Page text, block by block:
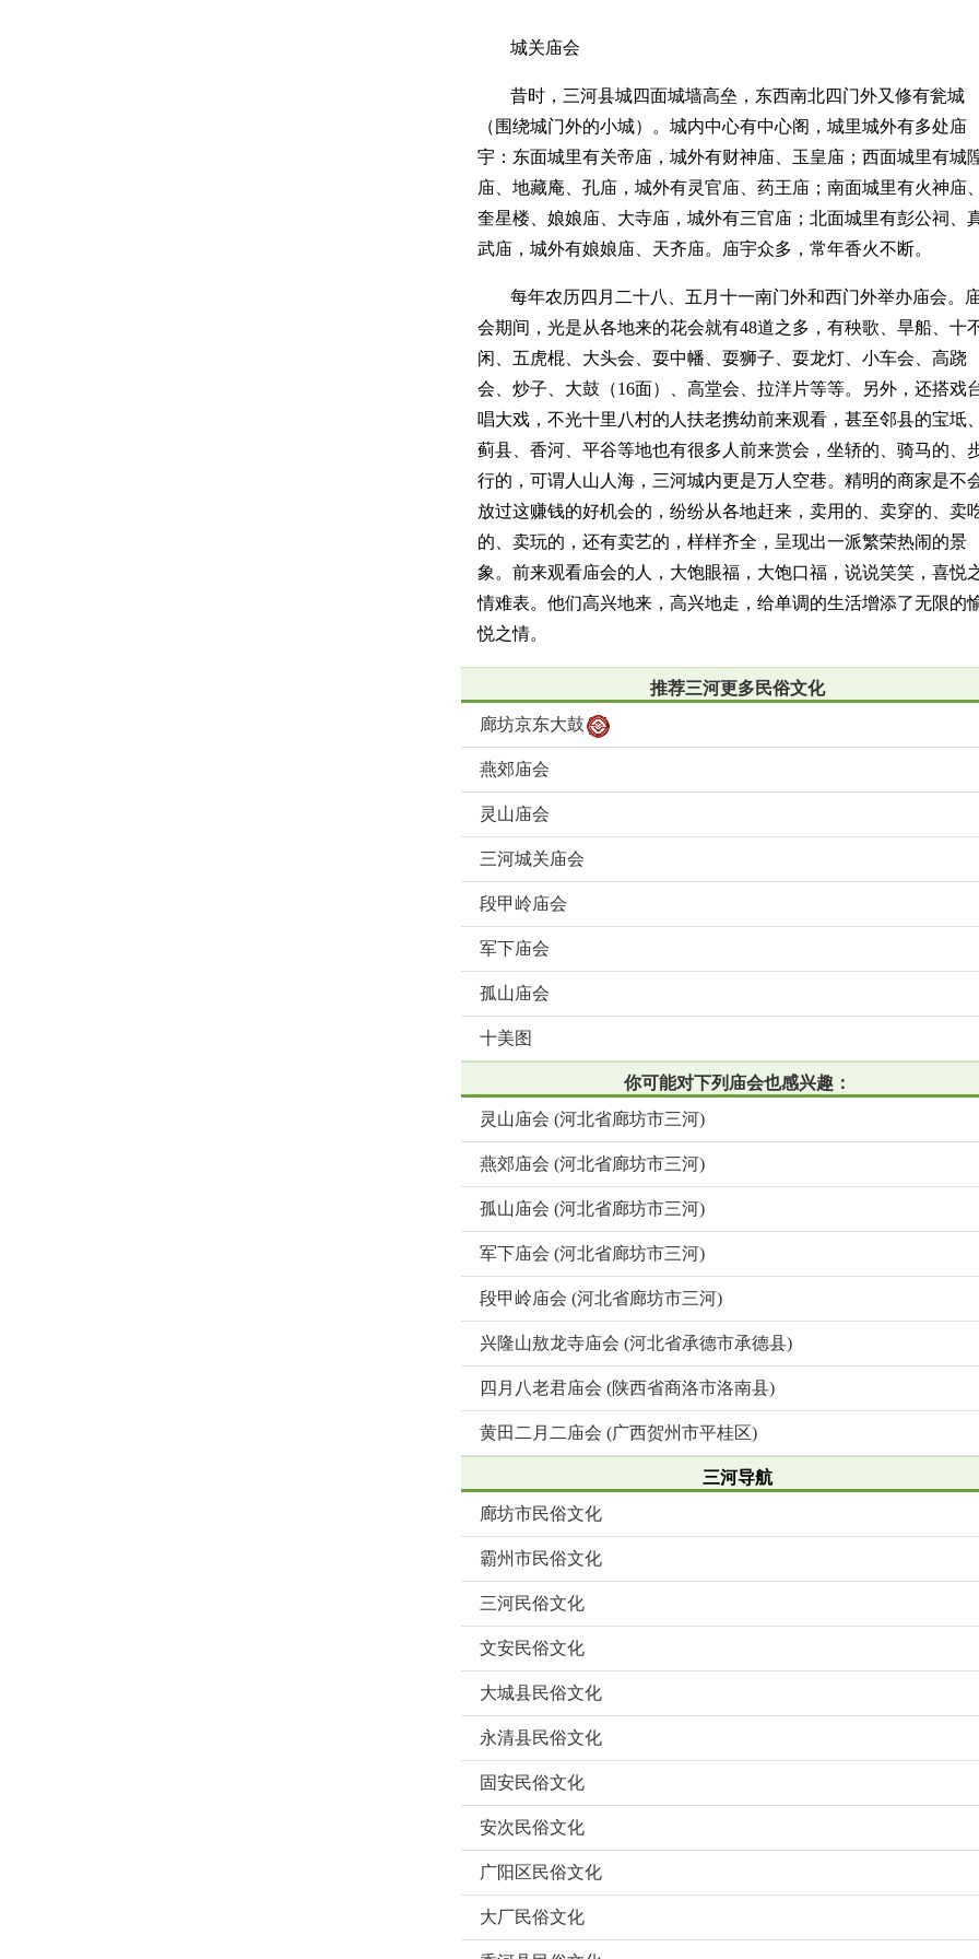
城关庙会
昔时，三河县城四面城墙高垒，东西南北四门外又修有瓮城
（围绕城门外的小城）。城内中心有中心阁，城里城外有多处庙
宇：东面城里有关帝庙，城外有财神庙、玉皇庙；西面城里有城
庙、地藏庵、孔庙，城外有灵官庙、药王庙；南面城里有火神庙、
奎星楼、娘娘庙、大寺庙，城外有三官庙；北面城里有彭公祠、
武庙，城外有娘娘庙、天齐庙。庙宇众多，常年香火不断。
每年农历四月二十八、五月十一南门外和西门外举办庙会。
会期间，光是从各地来的花会就有48道之多，有秧歌、旱船、十
闲、五虎棍、大头会、耍中幡、耍狮子、耍龙灯、小车会、高跷
会、炒子、大鼓（16面）、高堂会、拉洋片等等。另外，还搭戏
唱大戏，不光十里八村的人扶老携幼前来观看，甚至邻县的宝坻、
蓟县、香河、平谷等地也有很多人前来赏会，坐轿的、骑马的、
行的，可谓人山人海，三河城内更是万人空巷。精明的商家是不
放过这赚钱的好机会的，纷纷从各地赶来，卖用的、卖穿的、卖
的、卖玩的，还有卖艺的，样样齐全，呈现出一派繁荣热闹的景
象。前来观看庙会的人，大饱眼福，大饱口福，说说笑笑，喜悦
情难表。他们高兴地来，高兴地走，给单调的生活增添了无限的
悦之情。
推荐三河更多民俗文化
廊坊京东大鼓
燕郊庙会
灵山庙会
三河城关庙会
段甲岭庙会
军下庙会
孤山庙会
十美图
你可能对下列庙会也感兴趣：
灵山庙会 (河北省廊坊市三河)
燕郊庙会 (河北省廊坊市三河)
孤山庙会 (河北省廊坊市三河)
军下庙会 (河北省廊坊市三河)
段甲岭庙会 (河北省廊坊市三河)
兴隆山敖龙寺庙会 (河北省承德市承德县)
四月八老君庙会 (陕西省商洛市洛南县)
黄田二月二庙会 (广西贺州市平桂区)
三河导航
廊坊市民俗文化
霸州市民俗文化
三河民俗文化
文安民俗文化
大城县民俗文化
永清县民俗文化
固安民俗文化
安次民俗文化
广阳区民俗文化
大厂民俗文化